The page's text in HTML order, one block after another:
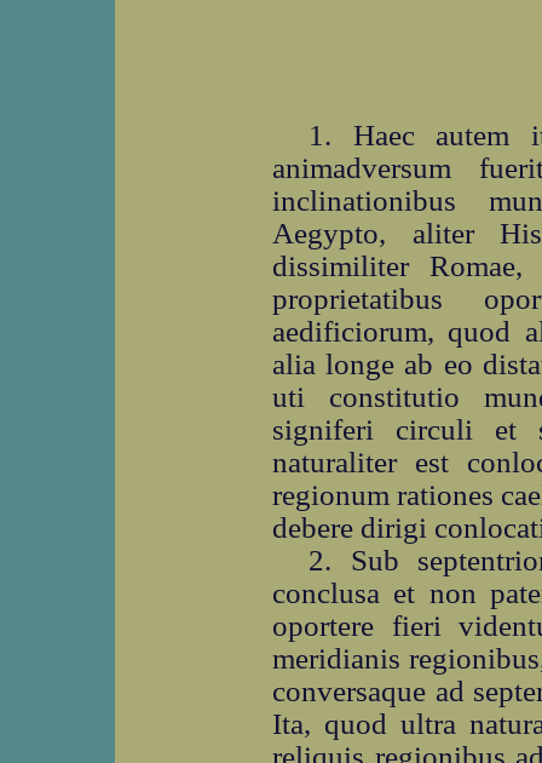
1. Haec autem
animadversum
inclinationibus
Aegypto, aliter
dissimiliter
proprietatibus
aedificiorum, quod
alia longe ab eo
uti constitutio
signiferi circuli et
naturaliter est
regionum rationes
debere dirigi
2. Sub
conclusa et non
oportere fieri
meridianis
conversaque ad
Ita, quod ultra
reliquis regionibus